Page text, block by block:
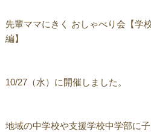
先輩ママにきく おしゃべり会【学
編】
10/27（水）に開催しました。
地域の中学校や支援学校中学部に